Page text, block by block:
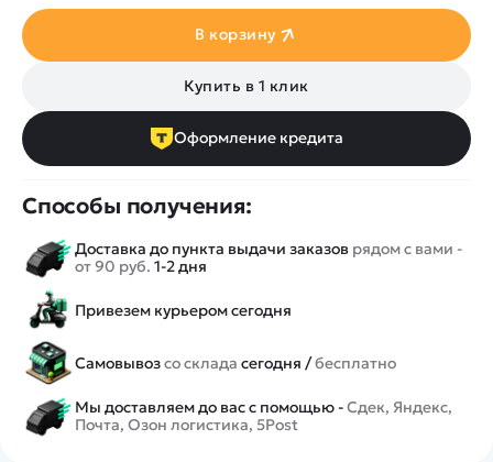
В корзину
Купить в 1 клик
Оформление кредита
Способы получения:
Доставка до пункта выдачи заказов рядом с вами -
от 90 руб. 1-2 дня
Привезем курьером сегодня
Самовывозсо склада сегодня /бесплатно
Мы доставляем до вас с помощью -Сдек, Яндекс,
Почта, Озон логистика, 5Post